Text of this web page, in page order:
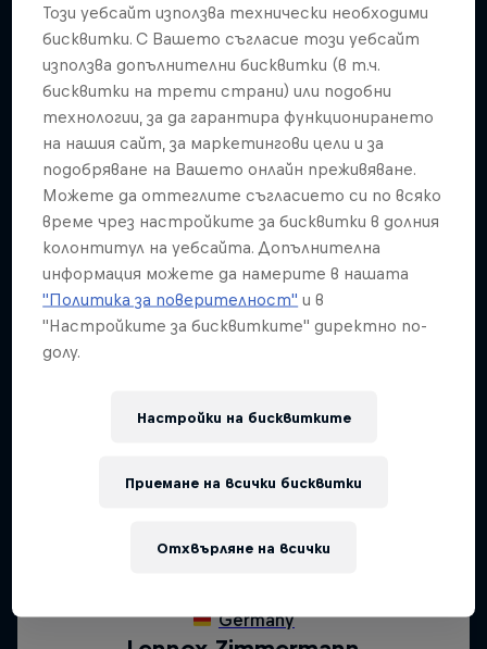
Този уебсайт използва технически необходими
бисквитки. С Вашето съгласие този уебсайт
използва допълнителни бисквитки (в т.ч.
бисквитки на трети страни) или подобни
технологии, за да гарантира функционирането
на нашия сайт, за маркетингови цели и за
подобряване на Вашето онлайн преживяване.
Можете да оттеглите съгласието си по всяко
време чрез настройките за бисквитки в долния
колонтитул на уебсайта. Допълнителна
информация можете да намерите в нашата
"Политика за поверителност" и в
"Настройките за бисквитките" директно по-
долу.
Настройки на бисквитките
Отхвърляне на всички
Приемане на всички бисквитки